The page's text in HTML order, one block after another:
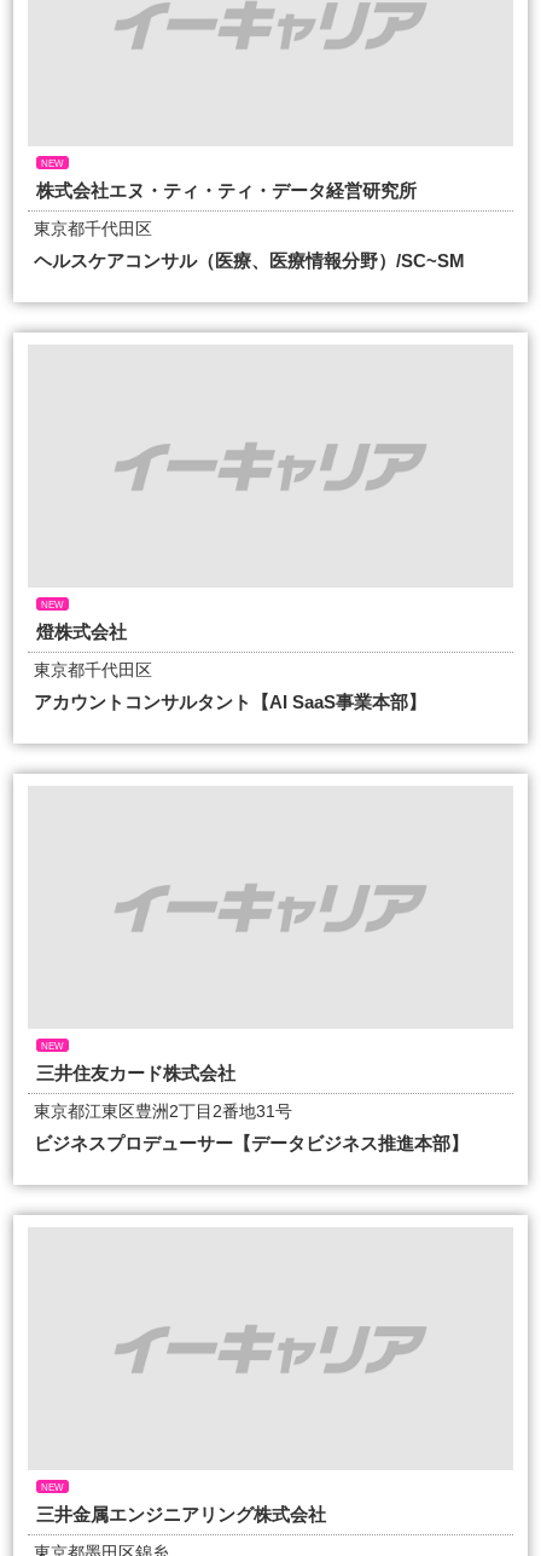
NEW
株式会社エヌ・ティ・ティ・データ経営研究所
東京都千代田区
ヘルスケアコンサル（医療、医療情報分野）/SC~SM
NEW
燈株式会社
東京都千代田区
アカウントコンサルタント【AI SaaS事業本部】
NEW
三井住友カード株式会社
東京都江東区豊洲2丁目2番地31号
ビジネスプロデューサー【データビジネス推進本部】
NEW
三井金属エンジニアリング株式会社